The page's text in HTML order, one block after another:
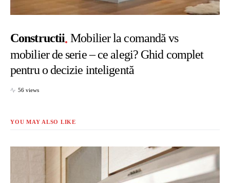
Constructii Mobilier la comandă vs
mobilier de serie – ce alegi? Ghid complet
pentru o decizie inteligentă
56 views
YOU MAY ALSO LIKE